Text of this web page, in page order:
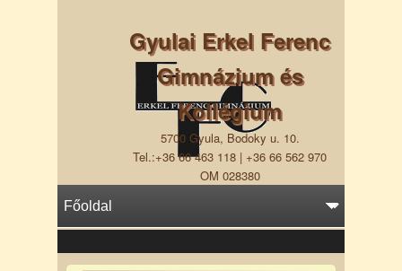
Gyulai Erkel Ferenc
Gimnázium és
Kollégium
5700 Gyula, Bodoky u. 10.
Tel.:+36 66 463 118 | +36 66 562 970
OM 028380